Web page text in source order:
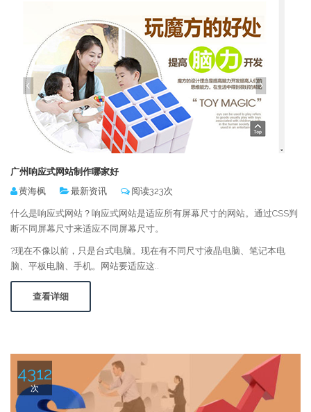
广州响应式网站制作哪家好
黄海枫
最新资讯 阅读323次
什么是响应式网站？响应式网站是适应所有屏幕尺寸的网站。通过CSS判
断不同屏幕尺寸来适应不同屏幕尺寸。
?现在不像以前，只是台式电脑。现在有不同尺寸液晶电脑、笔记本电
脑、平板电脑、手机。网站要适应这..
查看详细
4312
次